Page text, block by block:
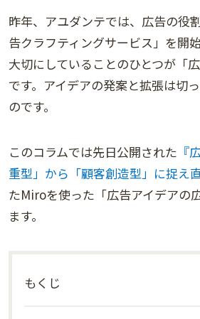
昨年、アユダンテでは、広告の役
告クラフティングサービス」を開
大切にしていることのひとつが「
です。アイデアの発案と拡張は切
のです。
このコラムでは先日公開された 『
重型」から「顧客創造型」に捉え直
たMiroを使った「広告アイデアの
ます。
もくじ